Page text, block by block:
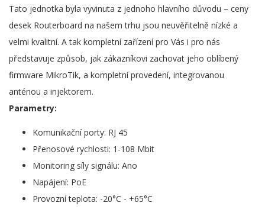
Tato jednotka byla vyvinuta z jednoho hlavního důvodu – ceny
desek Routerboard na našem trhu jsou neuvěřitelně nízké a
velmi kvalitní. A tak kompletní zařízení pro Vás i pro nás
představuje způsob, jak zákazníkovi zachovat jeho oblíbený
firmware MikroTik, a kompletní provedení, integrovanou
anténou a injektorem.
Parametry:
Komunikační porty: RJ 45
Přenosové rychlosti: 1-108 Mbit
Monitoring síly signálu: Ano
Napájení: PoE
Provozní teplota: -20°C - +65°C